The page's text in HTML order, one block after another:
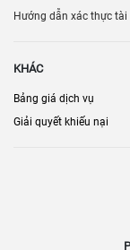
Hướng dẫn xác thực tài
KHÁC
Bảng giá dịch vụ
Giải quyết khiếu nại